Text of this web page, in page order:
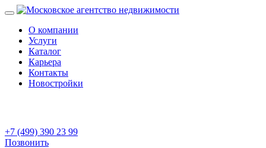
О компании
Услуги
Каталог
Карьера
Контакты
Новостройки
+7 (499) 390 23 99
Позвонить